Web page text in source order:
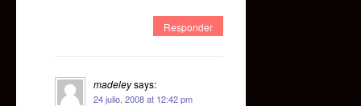
Responder
madeleysays:
24 julio, 2008 at 12:42 pm